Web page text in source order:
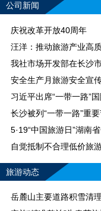
公司新闻
庆祝改革开放40周年
汪洋：推动旅游产业高
我社市场开发部在长沙
安全生产月旅游安全宣
习近平出席“一带一路”
长沙被列“一带一路”重
5·19“中国旅游日”湖南
自觉抵制不合理低价旅
旅游动态
岳麓山主要道路积雪清